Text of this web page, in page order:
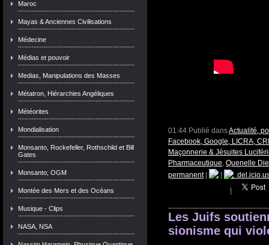
Maroc
Mayas & Anciennes Civilisations
Médecine
Médias et pouvoir
Medias, Manipulations des Masses
Métatron, Hiérarchies Angéliques
Météorites
Mondialisation
Monsanto, Rockefeller, Rothschild et Bill
Gates
Monsanto; OGM
Montée des Mers et des Océans
Musique - Clips
NASA, NSA
01:44 Publié dansActualité,
Facebook, Google, LICRA,
Maçonnerie & Jésuites
Pharmaceutique, Quenelle
permanent|
Les Juifs
sionisme qui